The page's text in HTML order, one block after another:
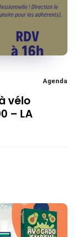
Agenda
vélo
– LA